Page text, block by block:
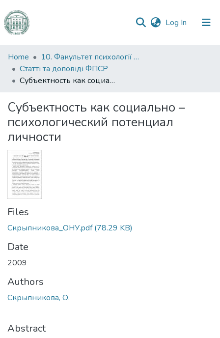
Log In (current)
Communities
&
Collections
Statistics
Home
10. Факультет психології та соціальної роботи
Статті та доповіді ФПСР
Субъектность как социально – психологический потенциал личности
Субъектность как социально –
психологический потенциал
личности
Files
Скрыпникова_ОНУ.pdf(78.29 KB)
Date
2009
Authors
Скрыпникова, О.
Abstract